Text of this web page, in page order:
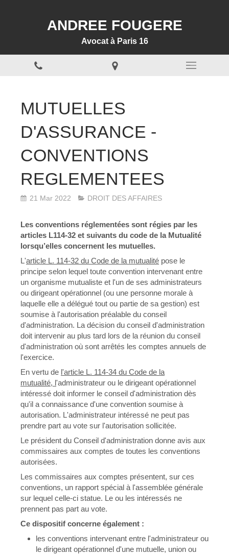
ANDREE FOUGERE
Avocat à Paris 16
MUTUELLES
D'ASSURANCE -
CONVENTIONS
REGLEMENTEES
21 Mar 2022 DROIT DES AFFAIRES
Les conventions réglementées sont régies par les
articles L114-32 et suivants du code de la Mutualité
lorsqu’elles concernent les mutuelles.
L'article L. 114-32 du Code de la mutualité pose le
principe selon lequel toute convention intervenant entre
un organisme mutualiste et l'un de ses administrateurs
ou dirigeant opérationnel (ou une personne morale à
laquelle elle a délégué tout ou partie de sa gestion) est
soumise à l'autorisation préalable du conseil
d'administration. La décision du conseil d'administration
doit intervenir au plus tard lors de la réunion du conseil
d'administration où sont arrêtés les comptes annuels de
l'exercice.
En vertu de l'article L. 114-34 du Code de la
mutualité, l'administrateur ou le dirigeant opérationnel
intéressé doit informer le conseil d'administration dès
qu'il a connaissance d'une convention soumise à
autorisation. L'administrateur intéressé ne peut pas
prendre part au vote sur l'autorisation sollicitée.
Le président du Conseil d'administration donne avis aux
commissaires aux comptes de toutes les conventions
autorisées.
Les commissaires aux comptes présentent, sur ces
conventions, un rapport spécial à l'assemblée générale
sur lequel celle-ci statue. Le ou les intéressés ne
prennent pas part au vote.
Ce dispositif concerne également :
les conventions intervenant entre l'administrateur ou
le dirigeant opérationnel d'une mutuelle, union ou